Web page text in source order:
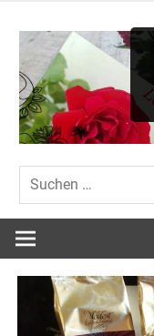
Inhalt
springen